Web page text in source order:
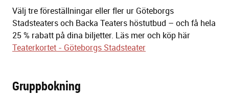
Välj tre föreställningar eller fler ur Göteborgs
Stadsteaters och Backa Teaters höstutbud – och få hela
25 % rabatt på dina biljetter. Läs mer och köp här
Teaterkortet - Göteborgs Stadsteater
Gruppbokning